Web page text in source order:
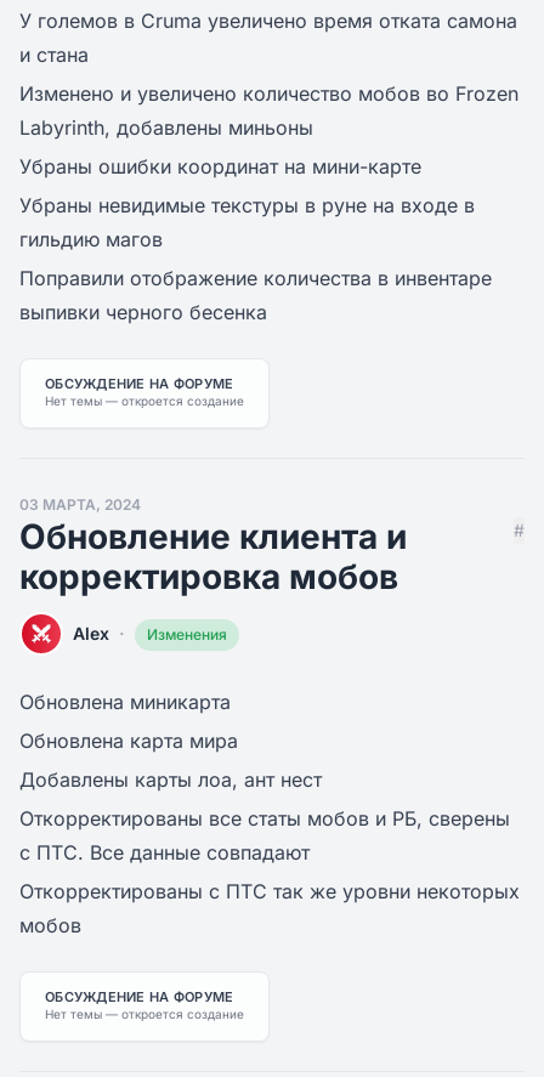
У големов в Cruma увеличено время отката самона
и стана
Изменено и увеличено количество мобов во Frozen
Labyrinth, добавлены миньоны
Убраны ошибки координат на мини-карте
Убраны невидимые текстуры в руне на входе в
гильдию магов
Поправили отображение количества в инвентаре
выпивки черного бесенка
ОБСУЖДЕНИЕ НА ФОРУМЕ
Нет темы — откроется создание
03 МАРТА, 2024
Обновление клиента и
корректировка мобов
#
Alex · Изменения
Обновлена миникарта
Обновлена карта мира
Добавлены карты лоа, ант нест
Откорректированы все статы мобов и РБ, сверены
с ПТС. Все данные совпадают
Откорректированы с ПТС так же уровни некоторых
мобов
ОБСУЖДЕНИЕ НА ФОРУМЕ
Нет темы — откроется создание